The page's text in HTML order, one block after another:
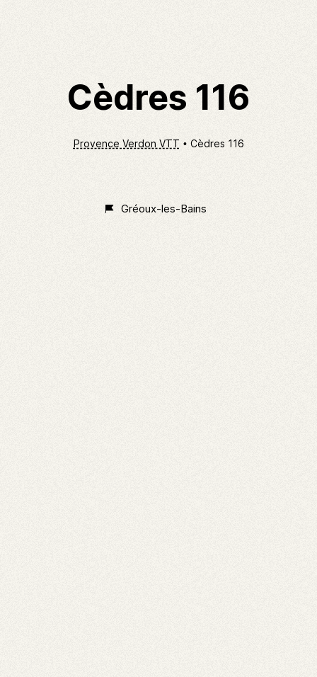
Cèdres 116
Provence Verdon VTT Cèdres 116
Classé
Gréoux-les-Bains